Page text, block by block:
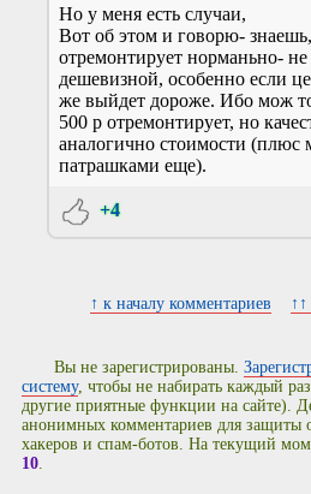
Но у меня есть случаи,
Вот об этом и говорю-
отремонтирует норманьно- не
дешевизной, особенно если
же выйдет дороже. Ибо мож
500 р отремонтирует, но
аналогично стоимости (плюс
патрашками еще).
+4
↑ к началу комментариев
Вы не зарегистрированы.
систему, чтобы не набирать каждый
другие приятные функции на сайте).
анонимных комментариев для защиты
хакеров и спам-ботов. На текущий
10.